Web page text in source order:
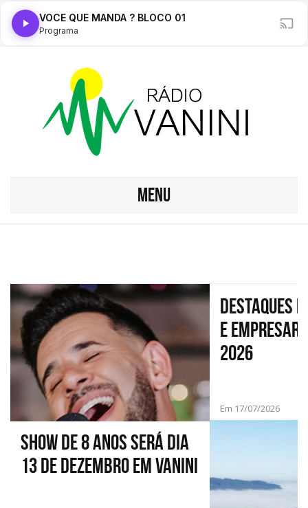
VOCE QUE MANDA ? BLOCO 01
Programa
MENU
Show de 8 anos será dia
13 de dezembro em Vanini
Destaques
e
2026
Em 17/07/2026